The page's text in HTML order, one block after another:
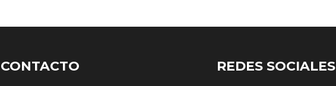
CONTACTO REDES SOCIALES